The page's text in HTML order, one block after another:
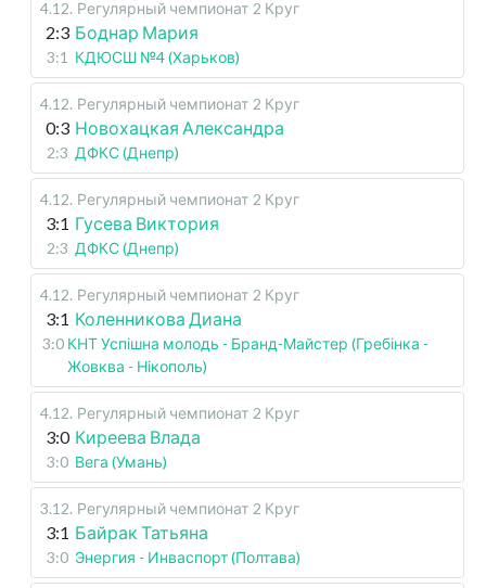
4.12. Регулярный чемпионат 2 Круг
2:3 Боднар Мария
3:1 КДЮСШ №4 (Харьков)
4.12. Регулярный чемпионат 2 Круг
0:3 Новохацкая Александра
2:3 ДФКС (Днепр)
4.12. Регулярный чемпионат 2 Круг
3:1 Гусева Виктория
2:3 ДФКС (Днепр)
4.12. Регулярный чемпионат 2 Круг
3:1 Коленникова Диана
3:0 КНТ Успішна молодь - Бранд-Майстер (Гребінка -
Жовква - Нікополь)
4.12. Регулярный чемпионат 2 Круг
3:0 Киреева Влада
3:0 Вега (Умань)
3.12. Регулярный чемпионат 2 Круг
3:1 Байрак Татьяна
3:0 Энергия - Инваспорт (Полтава)